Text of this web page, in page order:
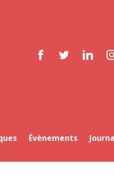
FacebookTwitter
Évènements